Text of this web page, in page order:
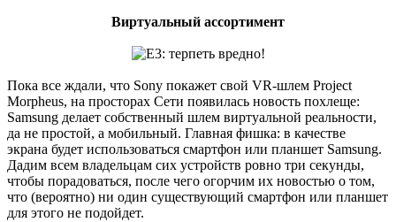
Виртуальный ассортимент
Пока все ждали, что Sony покажет свой VR-шлем Project
Morpheus, на просторах Сети появилась новость похлеще:
Samsung делает собственный шлем виртуальной реальности,
да не простой, а мобильный. Главная фишка: в качестве
экрана будет использоваться смартфон или планшет Samsung.
Дадим всем владельцам сих устройств ровно три секунды,
чтобы порадоваться, после чего огорчим их новостью о том,
что (вероятно) ни один существующий смартфон или планшет
для этого не подойдет.